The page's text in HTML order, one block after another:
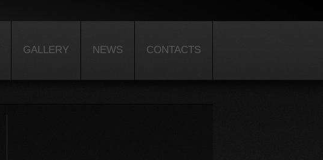
GALLERY NEWS CONTACTS